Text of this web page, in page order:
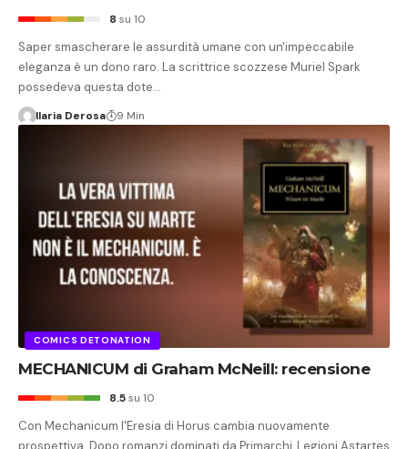
8 su 10
Saper smascherare le assurdità umane con un'impeccabile
eleganza è un dono raro. La scrittrice scozzese Muriel Spark
possedeva questa dote…
Ilaria Derosa 9 Min
COMICS DETONATION
MECHANICUM di Graham McNeill: recensione
8.5su 10
Con Mechanicum l'Eresia di Horus cambia nuovamente
prospettiva. Dopo romanzi dominati da Primarchi, Legioni Astartes